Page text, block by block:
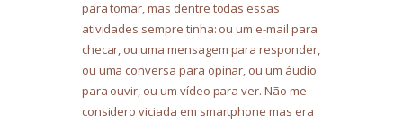
para tomar, mas dentre todas essas
atividades sempre tinha: ou um e-mail para
checar, ou uma mensagem para responder,
ou uma conversa para opinar, ou um áudio
para ouvir, ou um vídeo para ver. Não me
considero viciada em smartphone mas era